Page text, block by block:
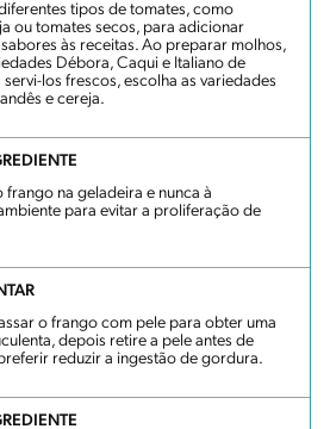
tipos de tomates, como
ou tomates secos, para adicionar
às receitas. Ao preparar molhos,
Débora, Caqui e Italiano de
servi-los frescos, escolha as variedades
e cereja.
frango na geladeira e nunca à
para evitar a proliferação de
o frango com pele para obter uma
depois retire a pele antes de
reduzir a ingestão de gordura.